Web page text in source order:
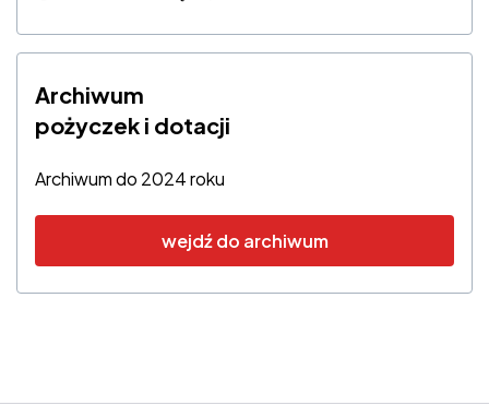
Archiwum
pożyczek i dotacji
Archiwum do 2024 roku
wejdź do archiwum